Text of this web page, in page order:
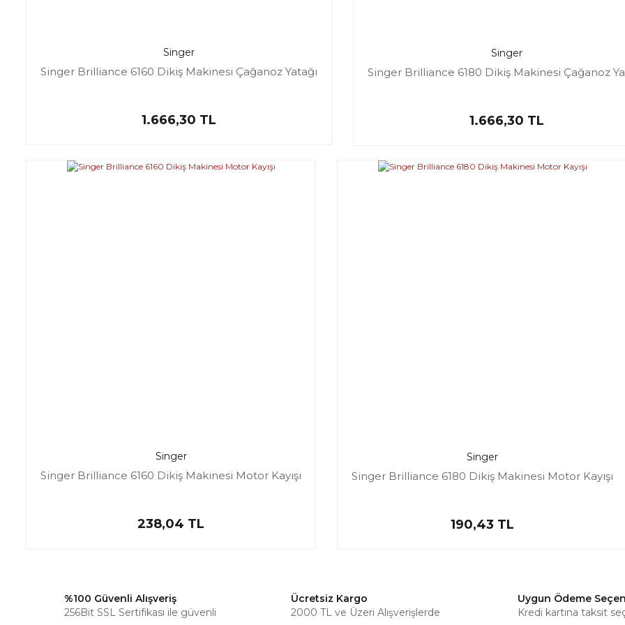
Singer
Singer Brilliance 6160 Dikiş Makinesi Çağanoz Yatağı
1.666,30 TL
Singer
Singer Brilliance 6180 Dikiş Makinesi Çağanoz
1.666,30 TL
Singer
Singer Brilliance 6160 Dikiş Makinesi Motor Kayışı
238,04 TL
Singer
Singer Brilliance 6180 Dikiş Makinesi Motor Kayışı
190,43 TL
%100 Güvenli Alışveriş
256Bit SSL Sertifikası ile güvenli
Ücretsiz Kargo
2000 TL ve Üzeri Alışverişlerde
Uygun Ödeme
Kredi kartına taksit